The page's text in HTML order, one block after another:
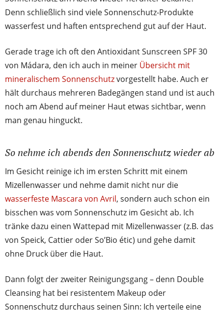
Denn schließlich sind viele Sonnenschutz-Produkte
wasserfest und haften entsprechend gut auf der Haut.
Gerade trage ich oft den Antioxidant Sunscreen SPF 30
von Mádara, den ich auch in meiner Übersicht mit
mineralischem Sonnenschutzvorgestellt habe. Auch er
hält durchaus mehreren Badegängen stand und ist auch
noch am Abend auf meiner Haut etwas sichtbar, wenn
man genau hinguckt.
So nehme ich abends den Sonnenschutz wieder ab
Im Gesicht reinige ich im ersten Schritt mit einem
Mizellenwasser und nehme damit nicht nur die
wasserfeste Mascara von Avril, sondern auch schon ein
bisschen was vom Sonnenschutz im Gesicht ab. Ich
tränke dazu einen Wattepad mit Mizellenwasser (z.B. das
von Speick, Cattier oder So’Bio étic) und gehe damit
ohne Druck über die Haut.
Dann folgt der zweiter Reinigungsgang – denn Double
Cleansing hat bei resistentem Makeup oder
Sonnenschutz durchaus seinen Sinn: Ich verteile eine